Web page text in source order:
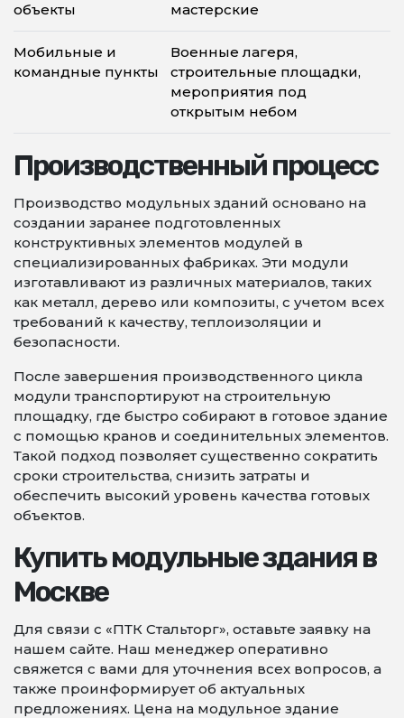
объекты
мастерские
Мобильные и
командные пункты
Военные лагеря,
строительные площадки,
мероприятия под
открытым небом
Производственный процесс
Производство модульных зданий основано на
создании заранее подготовленных
конструктивных элементов модулей в
специализированных фабриках. Эти модули
изготавливают из различных материалов, таких
как металл, дерево или композиты, с учетом всех
требований к качеству, теплоизоляции и
безопасности.
После завершения производственного цикла
модули транспортируют на строительную
площадку, где быстро собирают в готовое здание
с помощью кранов и соединительных элементов.
Такой подход позволяет существенно сократить
сроки строительства, снизить затраты и
обеспечить высокий уровень качества готовых
объектов.
Купить модульные здания в
Москве
Для связи с «ПТК Стальторг», оставьте заявку на
нашем сайте. Наш менеджер оперативно
свяжется с вами для уточнения всех вопросов, а
также проинформирует об актуальных
предложениях. Цена на модульное здание